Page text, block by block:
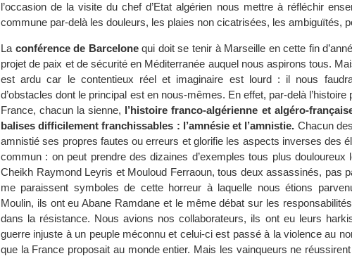
l’occasion de la visite du chef d’Etat algérien nous mettre à réfléchir
commune par-delà les douleurs, les plaies non cicatrisées, les ambiguïtés,
La conférence de Barcelonequi doit se tenir à Marseille en cette fin
projet de paix et de sécurité en Méditerranée auquel nous aspirons tous.
est ardu car le contentieux réel et imaginaire est lourd : il nous
d’obstacles dont le principal est en nous-mêmes. En effet, par-delà l’histoire
France, chacun la sienne, l’histoire franco-algérienne et algéro-
balises difficilement franchissables : l’amnésie et l’amnistie. Chacun
amnistié ses propres fautes ou erreurs et glorifie les aspects inverses des
commun : on peut prendre des dizaines d’exemples tous plus douloureux
Cheikh Raymond Leyris et Mouloud Ferraoun, tous deux assassinés, pas
me paraissent symboles de cette horreur à laquelle nous étions
Moulin, ils ont eu Abane Ramdane et le même débat sur les
dans la résistance. Nous avions nos collaborateurs, ils ont eu leurs
guerre injuste à un peuple méconnu et celui-ci est passé à la violence au
que la France proposait au monde entier. Mais les vainqueurs ne